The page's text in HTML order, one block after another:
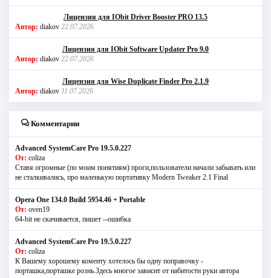
Лицензия для IObit Driver Booster PRO 13.5
Автор: diakov 22.07.2026
Лицензия для IObit Software Updater Pro 9.0
Автор: diakov 22.07.2026
Лицензия для Wise Duplicate Finder Pro 2.1.9
Автор: diakov 11.07.2026
Комментарии
Advanced SystemCare Pro 19.5.0.227
От: coliza
Ставя огромные (по моим понятиям) проги,пользователи начали забывать или
не сталкивались, про маленькую портативку Modern Tweaker 2.1 Final
Opera One 134.0 Build 5954.46 + Portable
От: oven19
64-bit не скачивается, пишет --ошибка
Advanced SystemCare Pro 19.5.0.227
От: coliza
К Вашему хорошему коменту хотелось бы одну поправочку -
порташка,порташке рознь.Здесь многое зависит от набитости руки автора